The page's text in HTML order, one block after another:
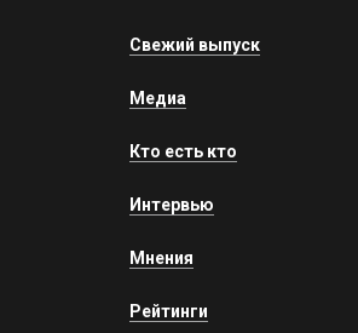
Свежий выпуск
Медиа
Кто есть кто
Интервью
Мнения
Рейтинги